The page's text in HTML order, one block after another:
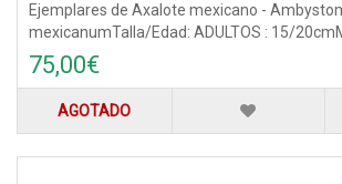
Ejemplares de Axalote mexicano -
mexicanumTalla/Edad: ADULTOS : 15/
75,00€
AGOTADO